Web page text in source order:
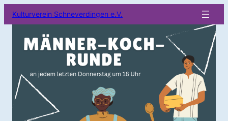
Kulturverein Schneverdingen e.V.